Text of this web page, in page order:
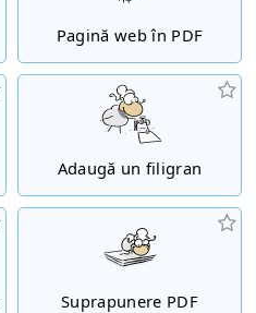
Pagină web în PDF
Adaugă un filigran
Suprapunere PDF